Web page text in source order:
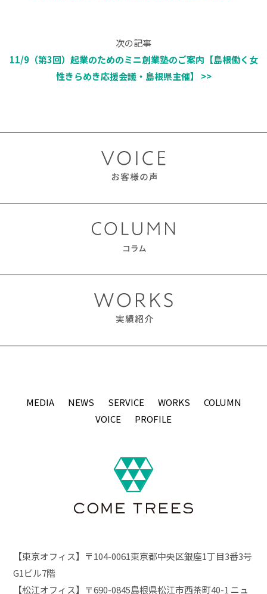
次の記事
11/9（第3回）起業のためのミニ創業塾のご案内【島根働く女
性きらめき応援会議・島根県主催】 >>
MEDIA NEWS SERVICE WORKS
COLUMN
VOICE
PROFILE
【東京オフィス】〒104-0061東京都中央区銀座1丁目3番3号
G1ビル7階
【松江オフィス】〒690-0845島根県松江市西茶町40-1 ニュ